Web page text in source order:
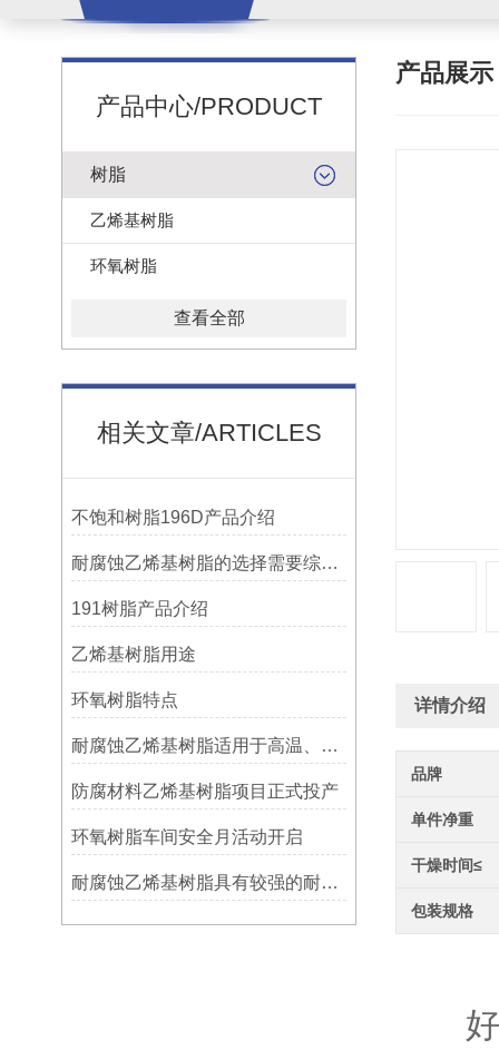
产品中心/PRODUCT
树脂
乙烯基树脂
环氧树脂
查看全部
相关文章/ARTICLES
不饱和树脂196D产品介绍
耐腐蚀乙烯基树脂的选择需要综合考虑多种因素
191树脂产品介绍
乙烯基树脂用途
环氧树脂特点
耐腐蚀乙烯基树脂适用于高温、强腐蚀的环境
防腐材料乙烯基树脂项目正式投产
环氧树脂车间安全月活动开启
耐腐蚀乙烯基树脂具有较强的耐腐蚀性能
产品展示
详情介绍
品牌
单件净重
干燥时间≤
包装规格
好的